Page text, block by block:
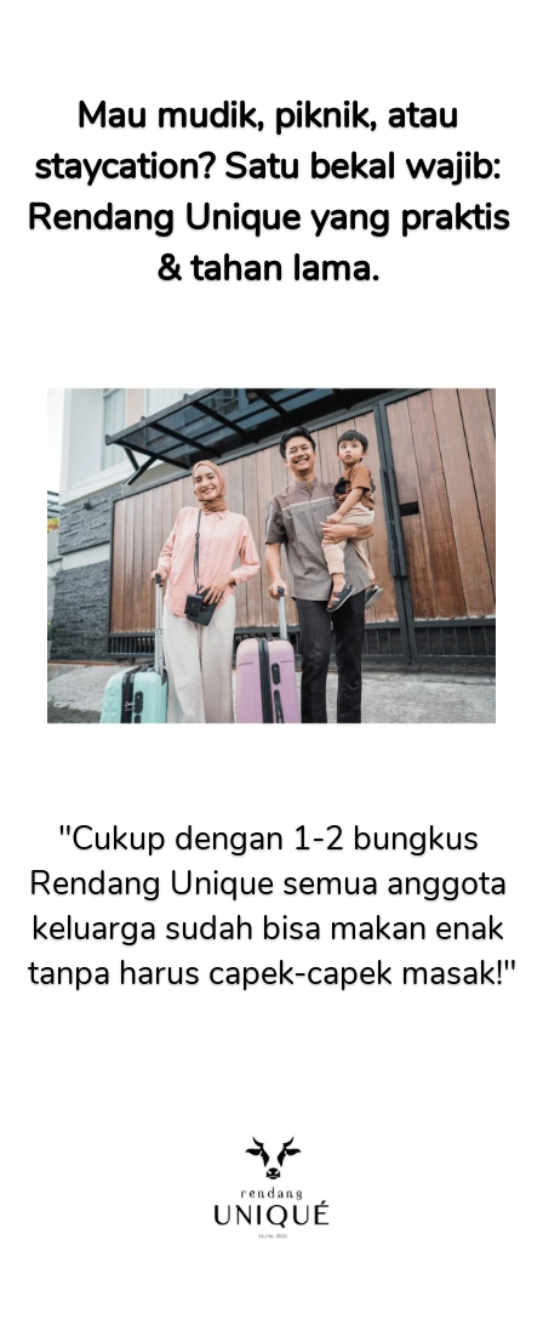
Mau mudik, piknik, atau
staycation? Satu bekal wajib:
Rendang Unique yang praktis
& tahan lama.
"Cukup dengan 1-2 bungkus
Rendang Unique semua anggota
keluarga sudah bisa makan enak
tanpa harus capek-capek masak!"